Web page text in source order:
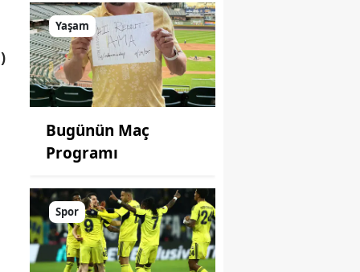
Yaşam
Bugünün Maç
Programı
Spor